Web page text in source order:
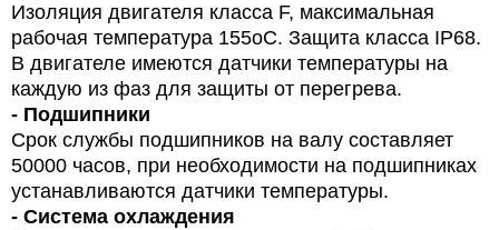
Изоляция двигателя класса F, максимальная
рабочая температура 155oС. Защита класса IP68.
В двигателе имеются датчики температуры на
каждую из фаз для защиты от перегрева.
- Подшипники
Срок службы подшипников на валу составляет
50000 часов, при необходимости на подшипниках
устанавливаются датчики температуры.
- Система охлаждения